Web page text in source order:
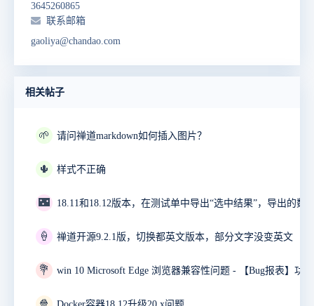
3645260865
联系邮箱
gaoliya@chandao.com
相关帖子
🌱 请问禅道markdown如何插入图片？
🌵 样式不正确
🌃 18.11和18.12版本，在测试单中导出“选中结果”，导出的数
🍦 禅道开源9.2.1版，切换都英文版本，部分文字没变英文
💐
🍿